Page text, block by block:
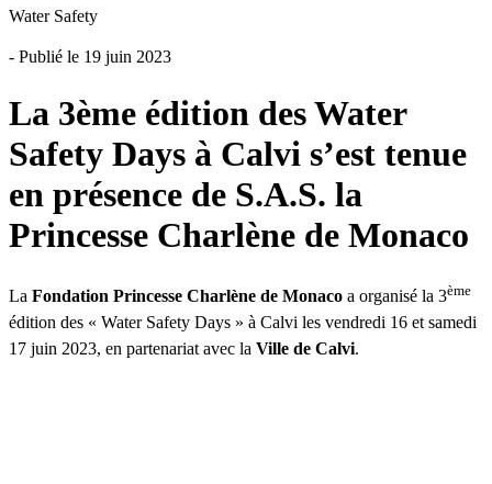
Water Safety
- Publié le 19 juin 2023
La 3ème édition des Water
Safety Days à Calvi s’est tenue
en présence de S.A.S. la
Princesse Charlène de Monaco
La Fondation Princesse Charlène de Monaco a organisé la 3ème
édition des « Water Safety Days » à Calvi les vendredi 16 et samedi
17 juin 2023, en partenariat avec la Ville de Calvi.